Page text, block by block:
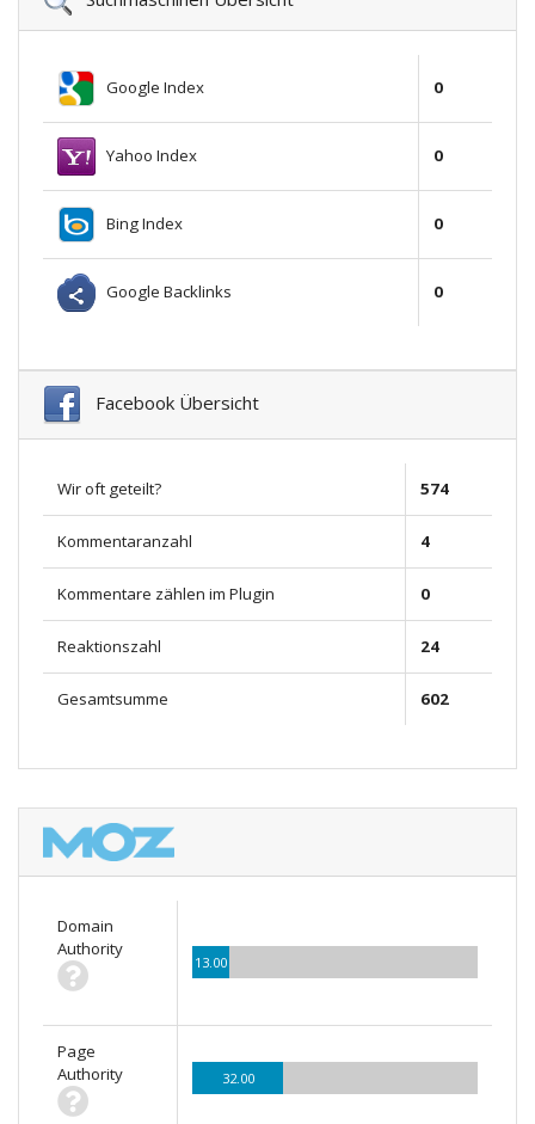
Google Index 0
Yahoo Index 0
Bing Index 0
Google Backlinks 0
Facebook Übersicht
Wir oft geteilt? 574
Kommentaranzahl 4
Kommentare zählen im Plugin 0
Reaktionszahl 24
Gesamtsumme 602
Domain
Authority
13.00
Page
Authority
32.00